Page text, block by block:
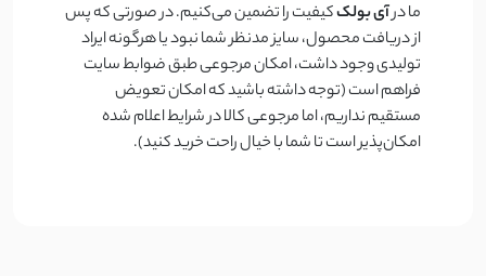
ما درآی بولککیفیت را تضمین می‌کنیم. در صورتی که پس
از دریافت محصول، سایز مدنظر شما نبود یا هرگونه ایراد
تولیدی وجود داشت، امکان مرجوعی طبق ضوابط سایت
فراهم است (توجه داشته باشید که امکان تعویض
مستقیم نداریم، اما مرجوعی کالا در شرایط اعلام شده
امکان‌پذیر است تا شما با خیال راحت خرید کنید).